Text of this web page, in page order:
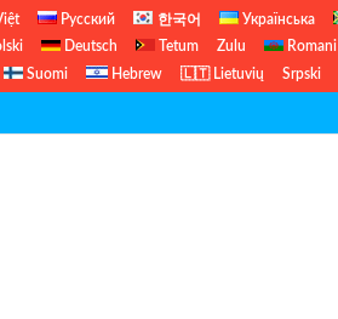
Русский 한국어 Українська
Deutsch Tetum Zulu Romani
Suomi Hebrew 🇱🇹 Lietuvių Srpski